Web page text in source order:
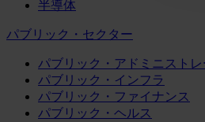
半導体
パブリック・セクター
パブリック・アドミニスト
パブリック・インフラ
パブリック・ファイナンス
パブリック・ヘルス